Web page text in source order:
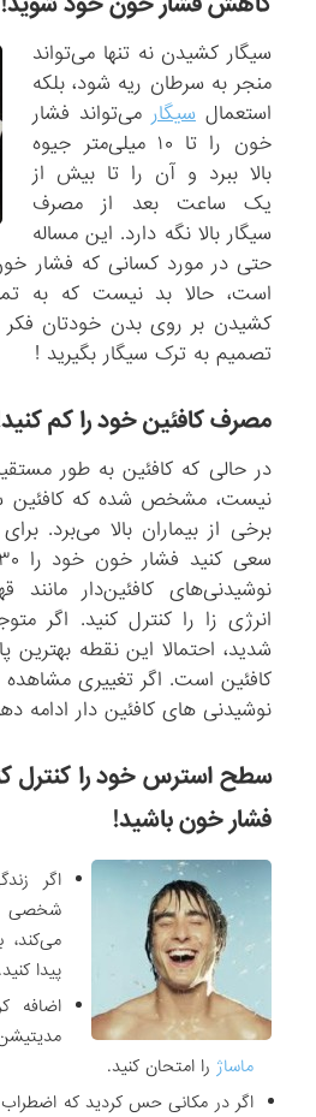
سیگار کشیدن نه تنها می‌تواند
منجر به سرطان ریه شود، بلکه
استعمالسیگار می‌تواند فشار
خون را تا ۱۰ میلی‌متر جیوه
بالا ببرد و آن را تا بیش از
یک ساعت بعد از مصرف
سیگار بالا نگه دارد. این مساله
حتی در مورد کسانی که فشار خون
است، حالا بد نیست که به
کشیدن بر روی بدن خودتان فکر
تصمیم به ترک سیگار بگیرید !
مصرف کافئین خود را کم
در حالی ‌که کافئین به طور
نیست، مشخص شده که کافئین
برخی از بیماران بالا می‌برد.
نوشیدنی‌های کافئین‌دار
انرژی زا را کنترل کنید. اگر
شدید، احتمالا این نقطه بهترین
کافئین است. اگر تغییری
نوشیدنی های کافئین دار ادامه
سطح استرس خود را کنترل
فشار خون باشید!
اگر
شخصی
می‌کند،
پیدا کنید.
اضافه
ماساژ را امتحان کنید.
اگر در مکانی حس کردید که